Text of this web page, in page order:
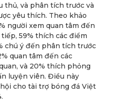
thủ, và phân tích trước và
yêu thích. Theo khảo
người xem quan tâm đến
59% thích các điểm
chú ý đến phân tích trước
quan tâm đến các
và 20% thích phỏng
luyện viên. Điều này
cho tài trợ bóng đá Việt